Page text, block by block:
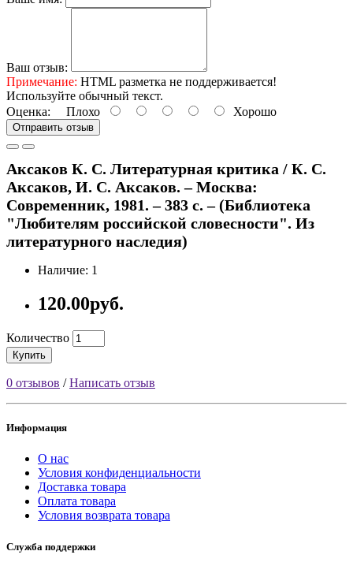
Ваш отзыв:
Примечание: HTML разметка не поддерживается!
Используйте обычный текст.
Оценка: Плохо Хорошо
Отправить отзыв
Аксаков К. С. Литературная критика / К. С.
Аксаков, И. С. Аксаков. – Москва:
Современник, 1981. – 383 с. – (Библиотека
"Любителям российской словесности". Из
литературного наследия)
Наличие: 1
120.00руб.
Количество
Купить
0 отзывов /Написать отзыв
Информация
О нас
Условия конфиденциальности
Доставка товара
Оплата товара
Условия возврата товара
Служба поддержки